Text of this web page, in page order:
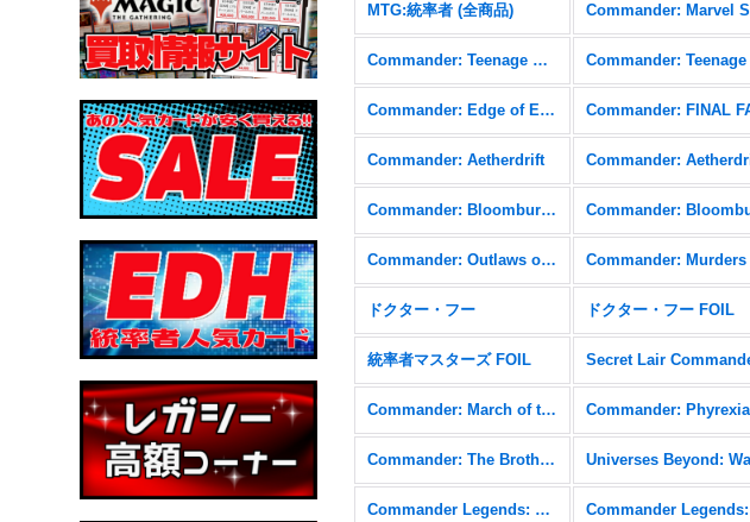
MTG:統率者 (全商品)
Commander: Teenage Mutant Ninja Turtles
Commander: Edge of Eternities FOIL
Commander: Aetherdrift
Commander: Bloomburrow
Commander: Outlaws of Thunder Junction FOIL
ドクター・フー ドクター・フー FOIL
統率者マスターズ FOIL
Commander: March of the Machine FOIL
Commander: The Brothers' War FOIL
Commander Legends: Battle for Baldur's Gate FOIL